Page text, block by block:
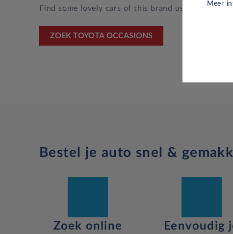
Find some lovely cars of this brand using the
ZOEK TOYOTA OCCASIONS
Bestel je auto snel &
Zoek online
Eenvoudig
Meer